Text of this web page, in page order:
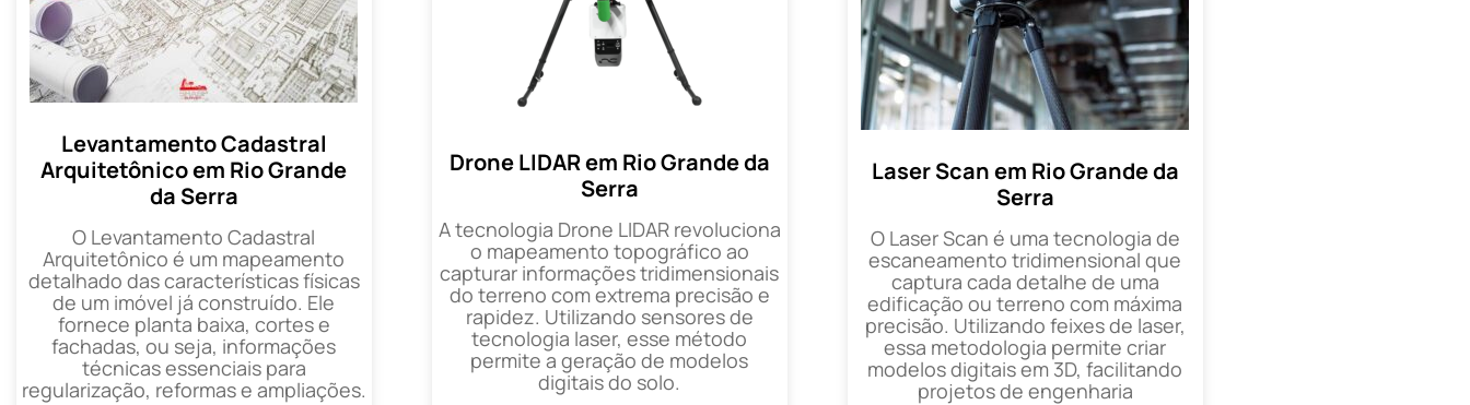
Levantamento Cadastral
Arquitetônico em Rio Grande
da Serra
O Levantamento Cadastral
Arquitetônico é um mapeamento
detalhado das características físicas
de um imóvel já construído. Ele
fornece planta baixa, cortes e
fachadas, ou seja, informações
técnicas essenciais para
regularização, reformas e ampliações.
Drone LIDAR em Rio Grande da
Serra
A tecnologia Drone LIDAR revoluciona
o mapeamento topográfico ao
capturar informações tridimensionais
do terreno com extrema precisão e
rapidez. Utilizando sensores de
tecnologia laser, esse método
permite a geração de modelos
digitais do solo.
Laser Scan em Rio Grande da
Serra
O Laser Scan é uma tecnologia de
escaneamento tridimensional que
captura cada detalhe de uma
edificação ou terreno com máxima
precisão. Utilizando feixes de laser,
essa metodologia permite criar
modelos digitais em 3D, facilitando
projetos de engenharia